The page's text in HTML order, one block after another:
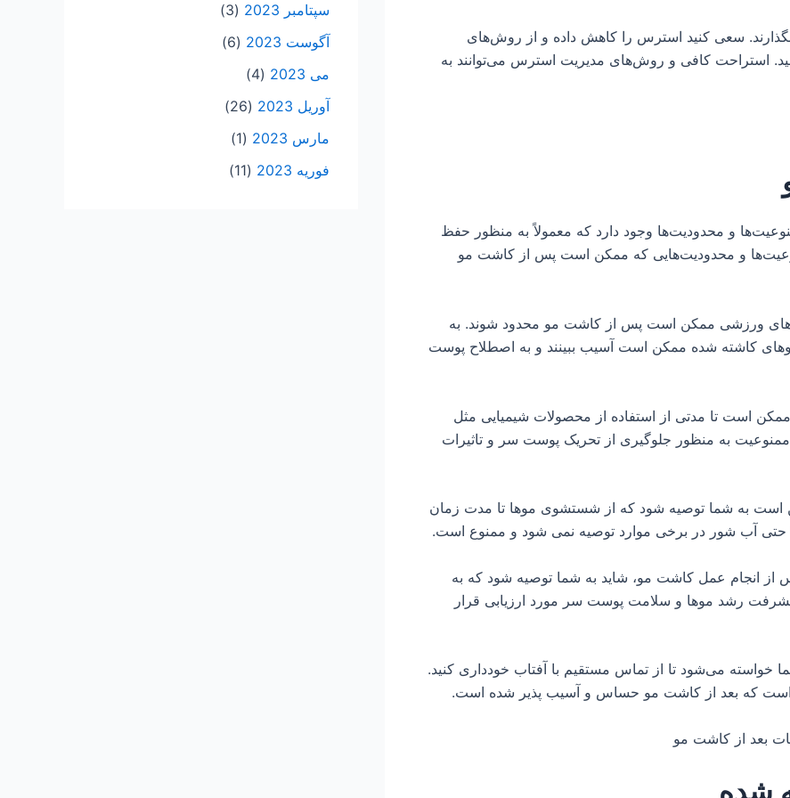
سعی کنید استرس را کاهش داده و از روش‌های
استراحت کافی و روش‌های مدیریت استرس می‌توانند به
و محدودیت‌ها وجود دارد که معمولاً به منظور حفظ
و محدودیت‌هایی که ممکن است پس از کاشت مو
ورزشی ممکن است پس از کاشت مو محدود شوند. به
کاشته شده ممکن است آسیب ببینند و به اصطلاح پوست
است تا مدتی از استفاده از محصولات شیمیایی مثل
به منظور جلوگیری از تحریک پوست سر و تاثیرات
به شما توصیه شود که از شستشوی موها تا مدت زمان
حتی آب شور در برخی موارد توصیه نمی شود و ممنوع است.
از انجام عمل کاشت مو، شاید به شما توصیه شود که به
رشد موها و سلامت پوست سر مورد ارزیابی قرار
خواسته می‌شود تا از تماس مستقیم با آفتاب خودداری کنید.
است که بعد از کاشت مو حساس‌ و آسیب پذیر شده است.
شده
سپتامبر 2023
(3)
آگوست 2023
(6)
می 2023
(4)
آوریل 2023
(26)
مارس 2023
(1)
فوریه 2023
(11)